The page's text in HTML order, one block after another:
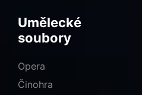
Umělecké
soubory
Opera
Činohra